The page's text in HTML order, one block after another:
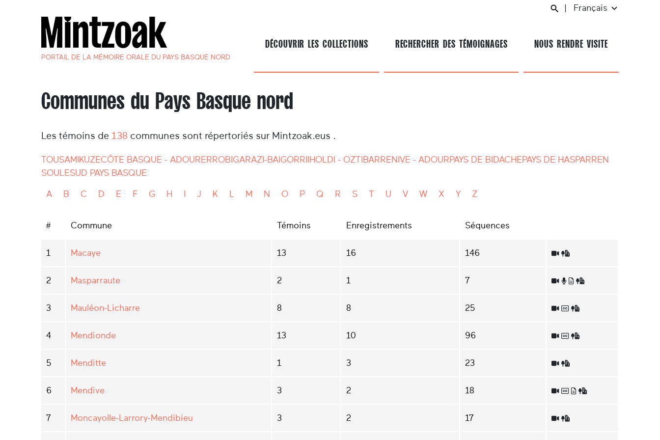
PORTAIL DE LA MÉMOIRE ORALE DU PAYS BASQUE NORD
Français
DÉCOUVRIR LES COLLECTIONS RECHERCHER DES TÉMOIGNAGES NOUS RENDRE VISITE
Communes du Pays Basque nord
Les témoins de 138 communes sont répertoriés sur Mintzoak.eus .
TOUSAMIKUZECÔTE BASQUE - ADOURERROBI GARAZI-BAIGORRI IHOLDI - OZTIBARRENIVE - ADOURPAYS DE BIDACHEPAYS DE HASPARREN
SOULESUD PAYS BASQUE
A B C D E F G H J K L M N O P Q R S T U V W X Y Z
# Commune Témoins Enregistrements Séquences
1 Macaye 13 16 146
2 Masparraute 2 1 7
3 Mauléon-Licharre 8 8 25
4 Mendionde 13 10 96
5 Menditte 1 3 23
6 Mendive 3 2 18
7 Moncayolle-Larrory-Mendibieu 3 2 17